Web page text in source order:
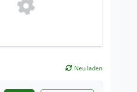
Neu laden